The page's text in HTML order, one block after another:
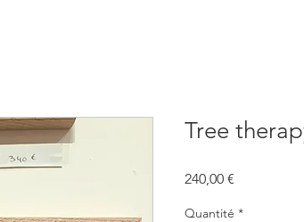
Tree
240,00 €
Quantité *